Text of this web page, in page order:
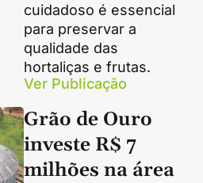
cuidadoso é essencial
para preservar a
qualidade das
hortaliças e frutas.
Ver Publicação
Grão de Ouro
investe R$ 7
milhões na área